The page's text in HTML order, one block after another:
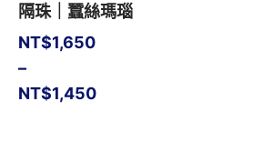
隔珠｜蠶絲瑪瑙
NT$1,450
–
NT$1,650